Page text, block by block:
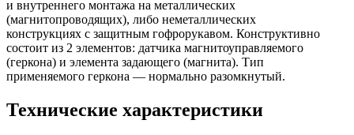
и внутреннего монтажа на металлических
(магнитопроводящих), либо неметаллических
конструкциях с защитным гофрорукавом. Конструктивно
состоит из 2 элементов: датчика магнитоуправляемого
(геркона) и элемента задающего (магнита). Тип
применяемого геркона — нормально разомкнутый.
Технические характеристики